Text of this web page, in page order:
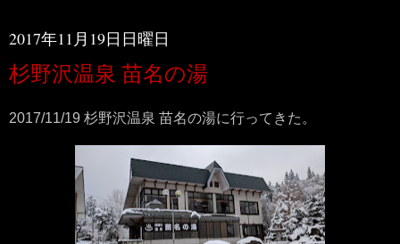
2017年11月19日日曜日
杉野沢温泉 苗名の湯
2017/11/19 杉野沢温泉 苗名の湯に行ってきた。